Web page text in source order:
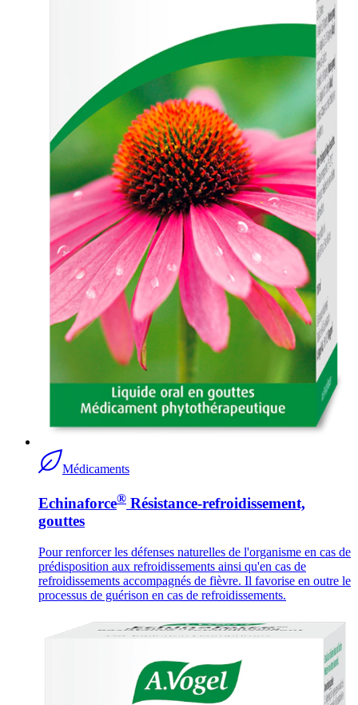
Médicaments
Echinaforce® Résistance-refroidissement,
gouttes
Pour renforcer les défenses naturelles de l'organisme en cas de
prédisposition aux refroidissements ainsi qu'en cas de
refroidissements accompagnés de fièvre. Il favorise en outre le
processus de guérison en cas de refroidissements.